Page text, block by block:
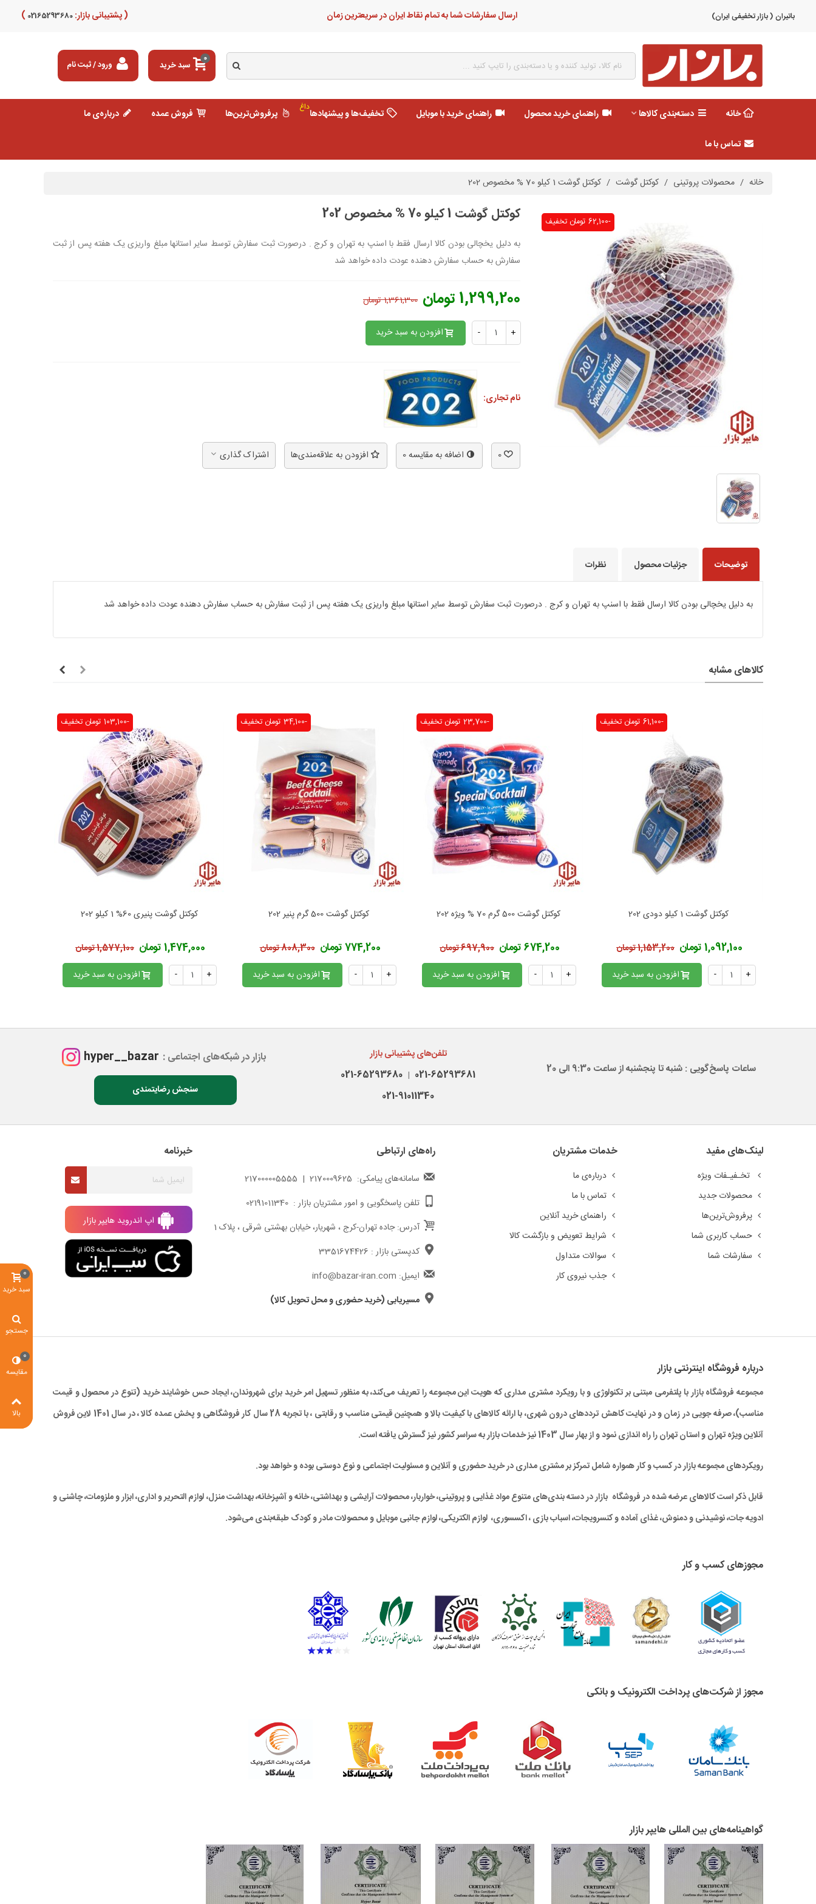
باتیران ( بازار تخفیفی ایران) ارسال سفارشات شما به تمام نقاط ایران در سریعترین زمان ( پشتیبانی بازار: 02165293680
)
0
سبد خرید ورود / ثبت نام
خانه دسته‌بندی کالاها راهنمای خرید محصول راهنمای خرید با موبایل تخفیف‌ها و پیشنهادهاداغ پرفروش‌ترین‌ها فروش عمده درباره‌ی ما
تماس با ما
خانه / محصولات پروتینی / کوکتل گوشت / کوکتل گوشت 1 کیلو 70 % مخصوص 202
تخفیف -62,100 تومان کوکتل گوشت 1 کیلو 70 % مخصوص 202
به دلیل یخچالی بودن کالا ارسال فقط با اسنپ به تهران و کرج . درصورت ثبت سفارش توسط سایر استانها مبلغ واریزی یک هفته پس از ثبت
سفارش به حساب سفارش دهنده عودت داده خواهد شد
1,299,200 تومان 1,361,300 تومان
- + افزودن به سبد خرید
نام تجاری:
0 اضافه به مقایسه0 افزودن به علاقه‌مندی‌ها اشتراک گذاری
توضیحات جزئیات محصول نظرات
به دلیل یخچالی بودن کالا ارسال فقط با اسنپ به تهران و کرج . درصورت ثبت سفارش توسط سایر استانها مبلغ واریزی یک هفته پس از ثبت سفارش به حساب سفارش دهنده عودت داده خواهد شد
کالاهای مشابه
تخفیف -61,100 تومان
افزودن به محبوب‌ها
کوکتل گوشت 1 کیلو دودی 202
1,092,100 تومان 1,153,200 تومان
- + افزودن به سبد خرید
تخفیف -23,700 تومان
افزودن به محبوب‌ها
کوکتل گوشت 500 گرم 70 % ویژه 202
674,200 تومان 697,900 تومان
- + افزودن به سبد خرید
تخفیف -34,100 تومان
افزودن به محبوب‌ها
کوکتل گوشت 500 گرم پنیر 202
774,200 تومان 808,300 تومان
- + افزودن به سبد خرید
تخفیف -103,100 تومان
افزودن به محبوب‌ها
کوکتل گوشت پنیری 60% 1 کیلو 202
1,474,000 تومان 1,577,100 تومان
- + افزودن به سبد خرید
ساعات پاسخ‌گویی : شنبه تا پنجشنبه از ساعت 9:30 الی 20
تلفن‌های پشتیبانی بازار
021-65293681
|
021-65293680
021-91011340
بازار در شبکه‌های اجتماعی : hyper__bazar
سنجش رضایتمندی
لینک‌های مفید
تخـفیـفات ویژه
محصولات جدید
پرفروش‌ترین‌ها
حساب کاربری شما
سفارشات شما
خدمات مشتریان
درباره‌ی ما
تماس با ما
راهنمای خرید آنلاین
شرایط تعویض و بازگشت کالا
سوالات متداول
جذب نیروی کار
راه‌های ارتباطی
سامانه‌های پیامکی: 2170009625 | 217000005555
تلفن پاسخگویی و امور مشتریان بازار : 02191011340
آدرس: جاده تهران-کرج ، شهریار، خیابان بهشتی شرقی ، پلاک 1
کدپستی بازار : 3351674426
ایمیل: info@bazar-iran.com
مسیریابی (خرید حضوری و محل تحویل کالا)
خبرنامه
اپ اندروید هایپر بازار
درباره‌ فروشگاه اینترنتی بازار
مجموعه فروشگاه بازار با پلتفرمی مبتنی بر تکنولوژی و با رویکرد مشتری مداری که هویت این مجموعه را تعریف می‌کند، به منظور تسهیل امر خرید برای شهروندان، ایجاد حس خوشایند خرید (تنوع در محصول و قیمت
مناسب)، صرفه جویی در زمان و در نهایت کاهش ترددهای درون شهری، با ارائه کالاهای با کیفیت بالا و همچنین قیمتی مناسب و رقابتی ، با تجربه 28 سال کار فروشگاهی و پخش عمده کالا ، در سال 1401 لاین فروش
آنلاین ویژه تهران و استان تهران را راه‌ اندازی نمود و از بهار سال 1403 نیز خدمات بازار به سراسر کشور نیز گسترش یافته است.
رویکردهای مجموعه بازار در کسب و کار همواره شامل تمرکز بر مشتری مداری در خرید حضوری و آنلاین و مسئولیت اجتماعی و نوع دوستی بوده و خواهد بود.
قابل ذکر است کالاهای عرضه شده در فروشگاه بازار در دسته بندی‌های متنوع مواد غذایی و پروتِینی، خواربار، محصولات آرایشی و بهداشتی، خانه و آشپزخانه، بهداشت منزل، لوازم التحریر و اداری، ابزار و ملزومات، چاشنی و
ادویه جات، نوشیدنی و دمنوش، غذای آماده و کنسرویجات، اسباب بازی ، اکسسوری، لوازم الکتریکی، لوازم جانبی موبایل و محصولات مادر و کودک طبقه‌بندی می‌شود.
مجوزهای کسب و کار
مجوز از شرکت‌های پرداخت الکترونیک و بانکی
گواهینامه‌های بین المللی هایپر بازار
سبد خرید
0
جستجو
مقایسه
0
بالا